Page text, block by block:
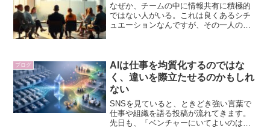
なぜか、チームの中に情報共有に積極的
ではない人がいる。これは良くあるシチ
ュエーションなんですが、その一人のた
すが、一方で、なぜ情報共...
ブログ
AIは仕事を均質化するのではな
く、違いを際立たせるのかもしれ
ない
SNSを見ていると、ときどき強い言葉で
仕事や組織を語る投稿が流れてきます。
先日も、「ベンチャーにいてよいのは、